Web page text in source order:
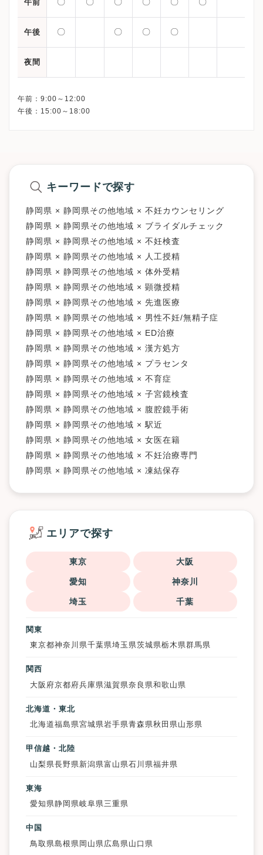
午前
午後 〇 〇 〇 〇
夜間
午前：9:00～12:00
キーワードで探す
静岡県 × 静岡県その他地域 × 不妊カウンセリング
静岡県 × 静岡県その他地域 × ブライダルチェック
静岡県 × 静岡県その他地域 × 不妊検査
静岡県 × 静岡県その他地域 × 人工授精
静岡県 × 静岡県その他地域 × 体外受精
静岡県 × 静岡県その他地域 × 顕微授精
静岡県 × 静岡県その他地域 × 先進医療
静岡県 × 静岡県その他地域 × 男性不妊/無精子症
静岡県 × 静岡県その他地域 × ED治療
静岡県 × 静岡県その他地域 × 漢方処方
静岡県 × 静岡県その他地域 × プラセンタ
静岡県 × 静岡県その他地域 × 不育症
静岡県 × 静岡県その他地域 × 子宮鏡検査
静岡県 × 静岡県その他地域 × 腹腔鏡手術
静岡県 × 静岡県その他地域 × 駅近
静岡県 × 静岡県その他地域 × 女医在籍
静岡県 × 静岡県その他地域 × 不妊治療専門
静岡県 × 静岡県その他地域 × 凍結保存
エリアで探す
東京 大阪
愛知 神奈川
埼玉 千葉
関東
東京都神奈川県千葉県埼玉県茨城県栃木県群馬県
関西
大阪府京都府兵庫県滋賀県奈良県和歌山県
北海道・東北
北海道福島県宮城県岩手県青森県秋田県山形県
甲信越・北陸
山梨県長野県 新潟県富山県石川県福井県
東海
愛知県静岡県岐阜県三重県
中国
鳥取県島根県 岡山県 広島県 山口県